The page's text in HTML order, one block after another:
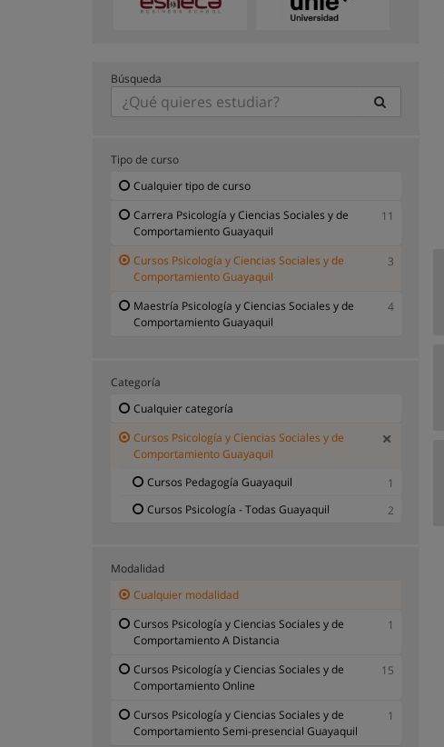
Búsqueda
Tipo de curso
Cualquier tipo de curso
Carrera Psicología y Ciencias Sociales y de
Comportamiento Guayaquil
11
Cursos Psicología y Ciencias Sociales y de
Comportamiento Guayaquil
3
Maestría Psicología y Ciencias Sociales y de
Comportamiento Guayaquil
4
Categoría
Cualquier categoría
Cursos Psicología y Ciencias Sociales y de
Comportamiento Guayaquil
Cursos Pedagogía Guayaquil
1
Cursos Psicología - Todas Guayaquil
2
Modalidad
Cualquier modalidad
Cursos Psicología y Ciencias Sociales y de
Comportamiento A Distancia
1
Cursos Psicología y Ciencias Sociales y de
Comportamiento Online
15
Cursos Psicología y Ciencias Sociales y de
Comportamiento Semi-presencial Guayaquil
1